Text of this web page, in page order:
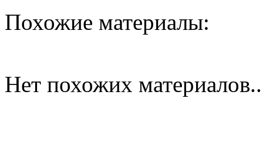
Похожие материалы:
Нет похожих